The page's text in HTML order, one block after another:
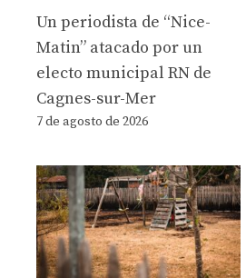
Un periodista de “Nice-
Matin” atacado por un
electo municipal RN de
Cagnes-sur-Mer
7 de agosto de 2026